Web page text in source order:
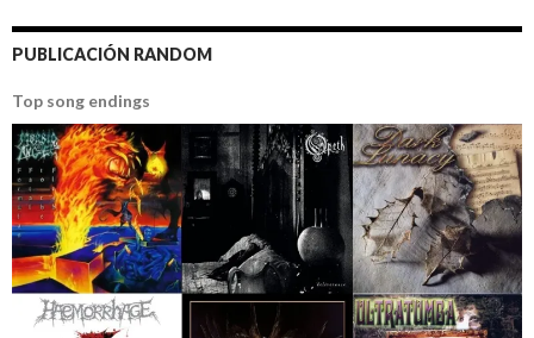
PUBLICACIÓN RANDOM
Top song endings